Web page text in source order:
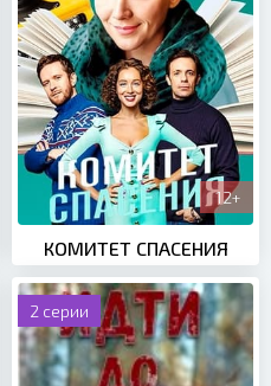
12+
КОМИТЕТ СПАСЕНИЯ
2 серии